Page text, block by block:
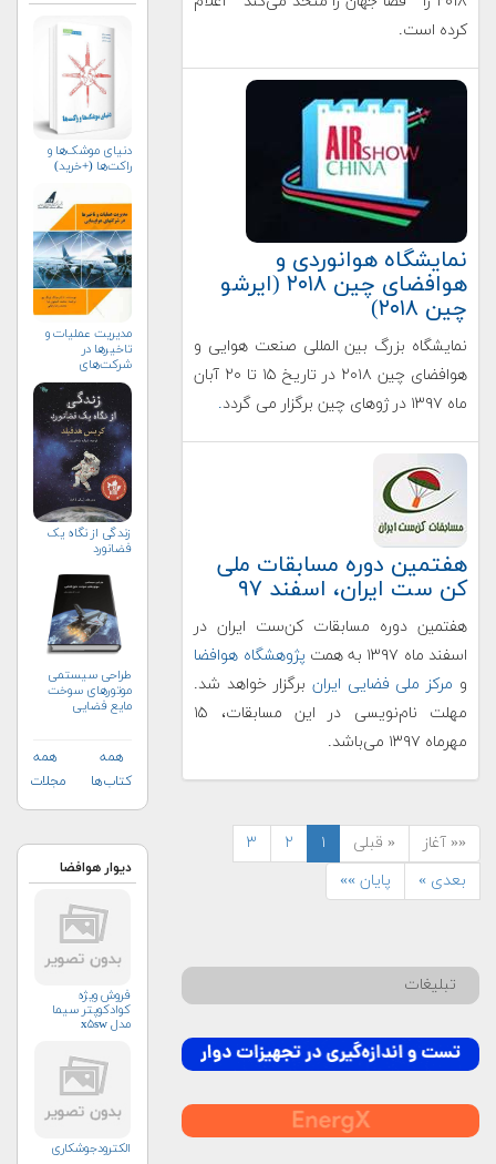
کرده است.
نمایشگاه هوانوردی و
هوافضای چین ۲۰۱۸ (ایرشو
چین ۲۰۱۸)
نمایشگاه بزرگ بین المللی صنعت هوایی و
هوافضای چین ۲۰۱۸ در تاریخ ۱۵ تا ۲۰ آبان
ماه ۱۳۹۷ در ژوهای چین برگزار می گردد
.
هفتمین دوره مسابقات ملی
کن ست ایران، اسفند ۹۷
هفتمین دوره مسابقات کن‌ست ایران در
اسفند ماه ۱۳۹۷ به همت
پژوهشگاه هوافضا
و مرکز ملی فضایی ایران برگزار خواهد شد.
مهلت نام‌نویسی در این مسابقات، ۱۵
مهرماه ۱۳۹۷ می‌باشد.
«« آغاز « قبلی ۱ ۲
۳
بعدی »
پایان »»
تبلیغات
دنیای موشک‌ها و
راکت‌ها (+خرید)
مدیریت عملیات و
تاخیرها در
شرکت‌های
هواپیمایی
زندگی از نگاه یک
فضانورد
طراحی سیستمی
موتورهای سوخت
مایع فضایی
همه
کتاب‌ها
همه
مجلات
دیوار هوافضا
فروش ویژه
کوادکوپتر سیما
مدل x۵sw
الکترودجوشکاری